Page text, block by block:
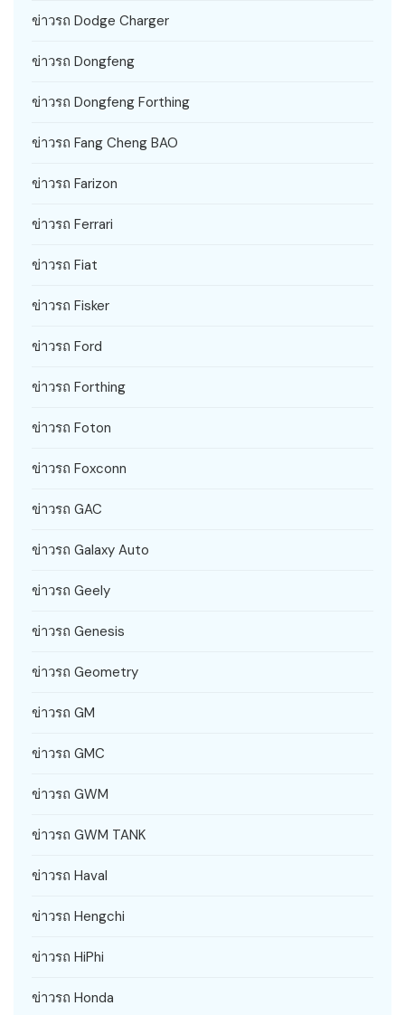
ข่าวรถ Dodge Charger
ข่าวรถ Dongfeng
ข่าวรถ Dongfeng Forthing
ข่าวรถ Fang Cheng BAO
ข่าวรถ Farizon
ข่าวรถ Ferrari
ข่าวรถ Fiat
ข่าวรถ Fisker
ข่าวรถ Ford
ข่าวรถ Forthing
ข่าวรถ Foton
ข่าวรถ Foxconn
ข่าวรถ GAC
ข่าวรถ Galaxy Auto
ข่าวรถ Geely
ข่าวรถ Genesis
ข่าวรถ Geometry
ข่าวรถ GM
ข่าวรถ GMC
ข่าวรถ GWM
ข่าวรถ GWM TANK
ข่าวรถ Haval
ข่าวรถ Hengchi
ข่าวรถ HiPhi
ข่าวรถ Honda